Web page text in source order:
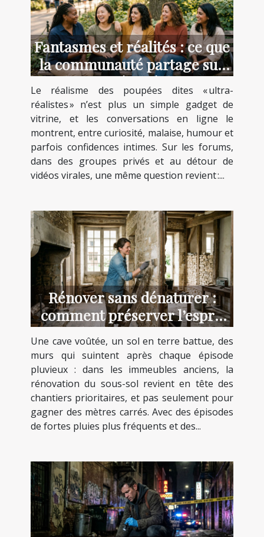
Fantasmes et réalités : ce que
la communauté partage sur
les poupées réalistes
Le réalisme des poupées dites « ultra-
réalistes » n’est plus un simple gadget de
vitrine, et les conversations en ligne le
montrent, entre curiosité, malaise, humour et
parfois confidences intimes. Sur les forums,
dans des groupes privés et au détour de
vidéos virales, une même question revient :...
Rénover sans dénaturer :
comment préserver l’esprit
des lieux anciens
Une cave voûtée, un sol en terre battue, des
murs qui suintent après chaque épisode
pluvieux : dans les immeubles anciens, la
rénovation du sous-sol revient en tête des
chantiers prioritaires, et pas seulement pour
gagner des mètres carrés. Avec des épisodes
de fortes pluies plus fréquents et des...